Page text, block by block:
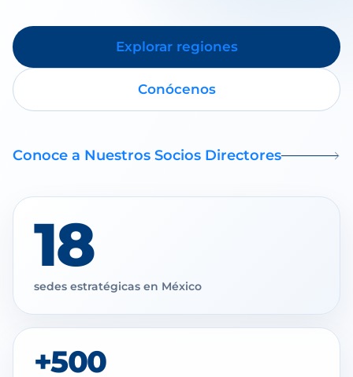
Explorar regiones
Conócenos
Conoce a Nuestros Socios Directores
18
sedes estratégicas en México
+500